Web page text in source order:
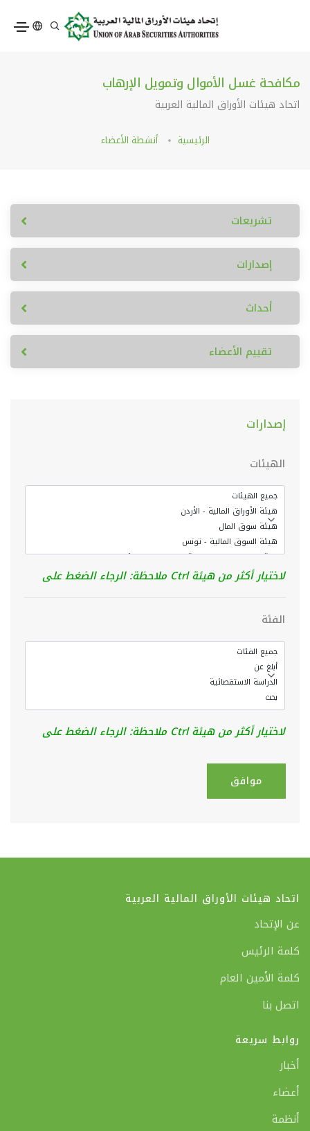
مكافحة غسل الأموال وتمويل الإرهاب
اتحاد هيئات الأوراق المالية العربية
الرئيسية أنشطة الأعضاء
تشريعات
إصدارات
أحداث
تقييم الأعضاء
إصدارات
الهيئات
لاختيار أكثر من هيئة Ctrl ملاحظة: الرجاء الضغط على
الفئة
لاختيار أكثر من هيئة Ctrl ملاحظة: الرجاء الضغط على
اتحاد هيئات الأوراق المالية العربية
عن الإتحاد
كلمة الرئيس
كلمة الأمين العام
اتصل بنا
روابط سريعة
أخبار
أعضاء
أنظمة